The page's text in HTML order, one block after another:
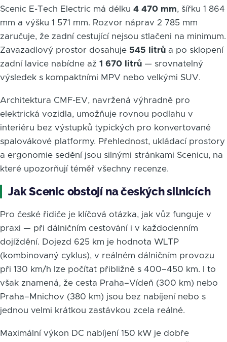
Scenic E-Tech Electric má délku 4 470 mm, šířku 1 864
mm a výšku 1 571 mm. Rozvor náprav 2 785 mm
zaručuje, že zadní cestující nejsou stlačeni na minimum.
Zavazadlový prostor dosahuje 545 litrů a po sklopení
zadní lavice nabídne až 1 670 litrů — srovnatelný
výsledek s kompaktními MPV nebo velkými SUV.
Architektura CMF-EV, navržená výhradně pro
elektrická vozidla, umožňuje rovnou podlahu v
interiéru bez výstupků typických pro konvertované
spalovákové platformy. Přehlednost, ukládací prostory
a ergonomie sedění jsou silnými stránkami Scenicu, na
které upozorňují téměř všechny recenze.
Jak Scenic obstojí na českých silnicích
Pro české řidiče je klíčová otázka, jak vůz funguje v
praxi — při dálničním cestování i v každodenním
dojíždění. Dojezd 625 km je hodnota WLTP
(kombinovaný cyklus), v reálném dálničním provozu
při 130 km/h lze počítat přibližně s 400–450 km. I to
však znamená, že cesta Praha–Vídeň (300 km) nebo
Praha–Mnichov (380 km) jsou bez nabíjení nebo s
jednou velmi krátkou zastávkou zcela reálné.
Maximální výkon DC nabíjení 150 kW je dobře